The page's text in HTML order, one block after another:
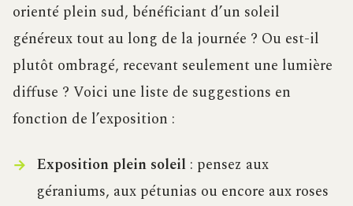
orienté plein sud, bénéficiant d’un soleil
généreux tout au long de la journée ? Ou est-il
plutôt ombragé, recevant seulement une lumière
diffuse ? Voici une liste de suggestions en
fonction de l’exposition :
Exposition plein soleil: pensez aux
géraniums, aux pétunias ou encore aux roses